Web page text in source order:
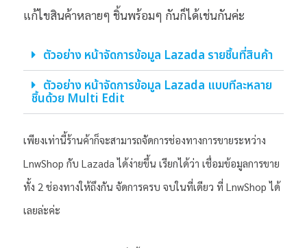
แก้ไขสินค้าหลายๆ ชิ้นพร้อมๆ กันก็ได้เช่นกันค่ะ
ตัวอย่าง หน้าจัดการข้อมูล Lazada รายชิ้นที่สินค้า
ตัวอย่าง หน้าจัดการข้อมูล Lazada แบบทีละหลาย
ชิ้นด้วย Multi Edit
เพียงเท่านี้ร้านค้าก็จะสามารถจัดการช่องทางการขายระหว่าง
LnwShop กับ Lazada ได้ง่ายขึ้น เรียกได้ว่า เชื่อมข้อมูลการขาย
ทั้ง 2 ช่องทางให้ถึงกัน จัดการครบ จบในที่เดียว ที่ LnwShop ได้
เลยล่ะค่ะ